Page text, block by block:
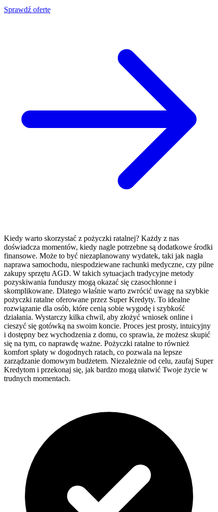
Sprawdź ofertę
Kiedy warto skorzystać z pożyczki ratalnej? Każdy z nas
doświadcza momentów, kiedy nagle potrzebne są dodatkowe środki
finansowe. Może to być niezaplanowany wydatek, taki jak nagła
naprawa samochodu, niespodziewane rachunki medyczne, czy pilne
zakupy sprzętu AGD. W takich sytuacjach tradycyjne metody
pozyskiwania funduszy mogą okazać się czasochłonne i
skomplikowane. Dlatego właśnie warto zwrócić uwagę na szybkie
pożyczki ratalne oferowane przez Super Kredyty. To idealne
rozwiązanie dla osób, które cenią sobie wygodę i szybkość
działania. Wystarczy kilka chwil, aby złożyć wniosek online i
cieszyć się gotówką na swoim koncie. Proces jest prosty, intuicyjny
i dostępny bez wychodzenia z domu, co sprawia, że możesz skupić
się na tym, co naprawdę ważne. Pożyczki ratalne to również
komfort spłaty w dogodnych ratach, co pozwala na lepsze
zarządzanie domowym budżetem. Niezależnie od celu, zaufaj Super
Kredytom i przekonaj się, jak bardzo mogą ułatwić Twoje życie w
trudnych momentach.